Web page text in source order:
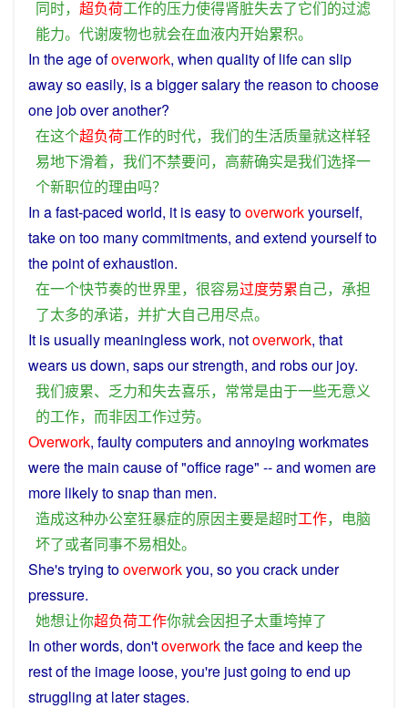
同时， 超负荷工作的压力使得肾脏失去了它们的过滤
能力。 代谢废物也就会在血液内开始累积。
In theageofoverwork, when qualityoflifecan slip
awaysoeasily, isabiggersalarythe reason tochoose
one jobover another?
在这个超负荷工作的时代， 我们的生活质量就这样轻
易地下滑着， 我们不禁要问， 高薪确实是我们选择一
个新职位的理由吗？
In afast-paced world, it iseasytooverworkyourself,
takeon too manycommitments, and extend yourselfto
thepointofexhaustion.
在一个快节奏的世界里， 很容易过度劳累自己， 承担
了太多的承诺， 并扩大自己用尽点。
It is usually meaninglesswork, notoverwork, that
wears usdown, saps ourstrength, and robs ourjoy.
我们疲累、 乏力和失去喜乐， 常常是由于一些无意义
的工作， 而非因工作过劳。
Overwork, faultycomputersand annoying workmates
were the main causeof"office rage" -- and women are
more likelyto snap than men.
造成这种办公室狂暴症的原因主要是超时工作， 电脑
坏了或者同事不易相处。
She'strying tooverworkyou, soyou crack under
pressure.
她想让你超负荷工作你就会因担子太重垮掉了
In otherwords, don'toverworkthefaceand keepthe
restof the image loose, you're justgoing toend up
struggling at laterstages.